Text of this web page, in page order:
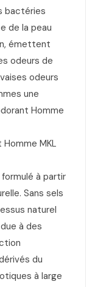
bactéries
de la peau
émettent
odeurs de
odeurs
une
Homme
MKL
à partir
Sans sels
naturel
à des
du
à large